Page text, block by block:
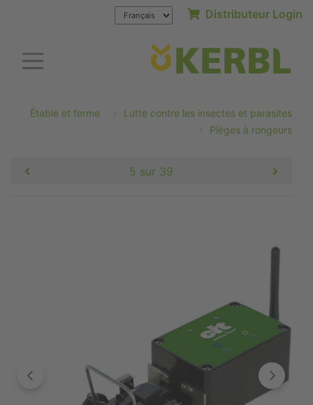
Distributeur Login
Étable et ferme
Lutte contre les insectes et parasites
Pièges à rongeurs
5 sur 39